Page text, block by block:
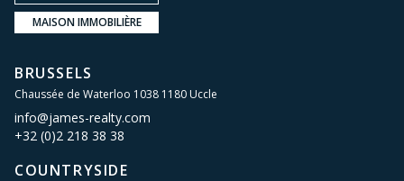
MAISON IMMOBILIÈRE
BRUSSELS
Chaussée de Waterloo 1038 1180 Uccle
info@james-realty.com
+32 (0)2 218 38 38
COUNTRYSIDE